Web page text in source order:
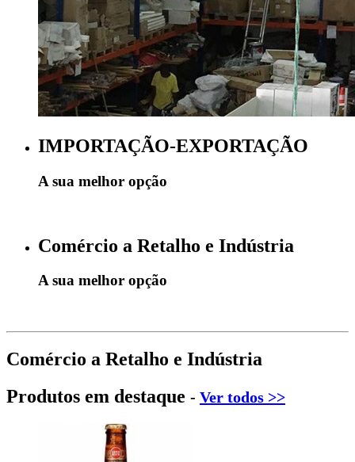
IMPORTAÇÃO-EXPORTAÇÃO
A sua melhor opção
Comércio a Retalho e Indústria
A sua melhor opção
Comércio a Retalho e Indústria
Produtos em destaque - Ver todos >>